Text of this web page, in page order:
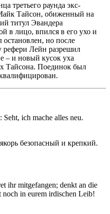
третьего раунда экс-
Тайсон, обиженный на
титул Эвандера
в лицо, впился в его ухо и
но после
рефери Лейн разрешил
– и новый кусок уха
Тайсона. Поединок был
ich mache alles neu.
безопасный и крепкий.
ihr mitgefangen; denkt an die
noch in eurem irdischen Leib!